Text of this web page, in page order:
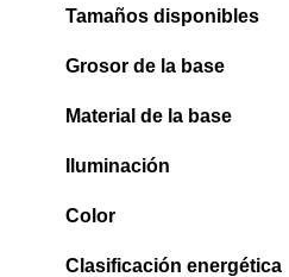
Tamaños disponibles
Grosor de la base
Material de la base
Iluminación
Color
Clasificación energética